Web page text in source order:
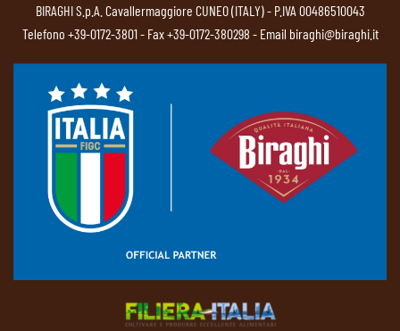
BIRAGHI S.p.A. Cavallermaggiore CUNEO (ITALY) - P.IVA 00486510043
Telefono +39-0172-3801- Fax +39-0172-380298 - Email biraghi@biraghi.it